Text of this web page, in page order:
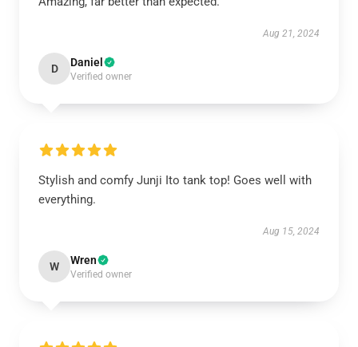
Aug 21, 2024
D Daniel
Verified owner
Stylish and comfy Junji Ito tank top! Goes well with
everything.
Aug 15, 2024
W Wren
Verified owner